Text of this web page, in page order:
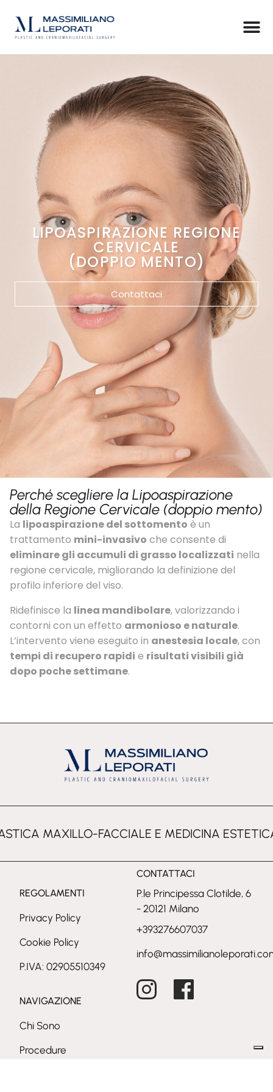
LIPOASPIRAZIONE REGIONE
CERVICALE
(DOPPIO MENTO)
Contattaci
Perché scegliere la Lipoaspirazione
della Regione Cervicale (doppio mento)
La lipoaspirazione del sottomento è un
trattamento mini-invasivo che consente di
eliminare gli accumuli di grasso localizzati nella
regione cervicale, migliorando la definizione del
profilo inferiore del viso.
Ridefinisce la linea mandibolare, valorizzando i
contorni con un effetto armonioso e naturale.
L’intervento viene eseguito in anestesia locale, con
tempi di recupero rapidi e risultati visibili già
dopo poche settimane.
MAXILLO-FACCIALE E MEDICINA
REGOLAMENTI
Privacy Policy
Cookie Policy
P.IVA: 02905510349
NAVIGAZIONE
Chi Sono
Procedure
CONTATTACI
P.le Principessa Clotilde, 6
- 20121 Milano
+393276607037
Instagram